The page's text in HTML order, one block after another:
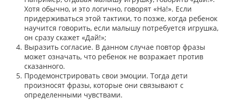
Хотя обычно, и это логично, говорят «На!». Если
придерживаться этой тактики, то позже, когда ребенок
научится говорить, если малышу потребуется игрушка,
он сразу скажет «Дай!»;
Выразить согласие. В данном случае повтор фразы
может означать, что ребенок не возражает против
сказанного.
Продемонстрировать свои эмоции. Тогда дети
произносят фразы, которые они связывают с
определенными чувствами.